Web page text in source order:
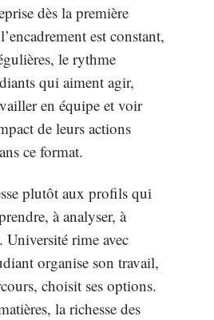
dès la première
est constant,
le rythme
qui aiment agir,
en équipe et voir
de leurs actions
ce format.
plutôt aux profils qui
à analyser, à
rime avec
organise son travail,
choisit ses options.
la richesse des